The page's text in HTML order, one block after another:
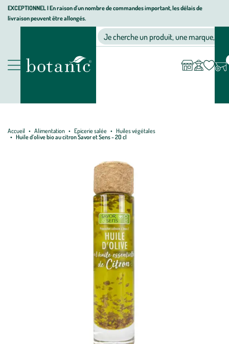
Aller
Aller
au
Aller
au
page
EXCEPTIONNEL I En raison d'un nombre de commandes important, les délais de
livraison peuvent être allongés.
Nos produits
Jardinerie écologique, animalerie, décoration, alimentation bio
Je cherche un produit, une marque, un
compte
Accueil Alimentation Epicerie salée
Huiles végétales
Huile d’olive bio au citron Savor et Sens - 20 cl